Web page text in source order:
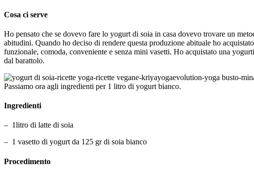
Cosa ci serve
Ho pensato che se dovevo fare lo yogurt di soia in casa dovevo trovare un
abitudini. Quando ho deciso di rendere questa produzione abituale ho
funzionale, comoda, conveniente e senza mini vasetti. Ho acquistato una
dal barattolo.
Passiamo ora agli ingredienti per 1 litro di yogurt bianco.
Ingredienti
– 1litro di latte di soia
– 1 vasetto di yogurt da 125 gr di soia bianco
Procedimento